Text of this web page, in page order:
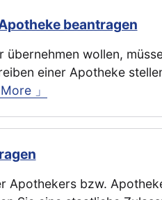
beantragen
wollen,
einer Apotheke
」
Apothekers bzw.